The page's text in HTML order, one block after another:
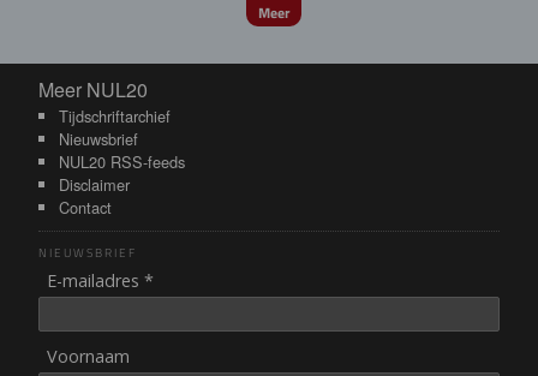
Meer
Meer NUL20
Meer NUL20
Tijdschriftarchief
Nieuwsbrief
NUL20 RSS-feeds
Disclaimer
Contact
NIEUWSBRIEF
E-mailadres *
Voornaam